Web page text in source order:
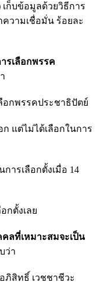
เก็บข้อมูลด้วยวิธีการ
วามเชื่อมั่น ร้อยละ
รเลือกพรรค
อกพรรคประชาธิปัตย์
ก แต่ไม่ได้เลือกในการ
การเลือกตั้งเมื่อ 14
กตั้งเลย
ลที่เหมาะสมจะเป็น
ว่า
ภิสิทธิ์ เวชชาชีวะ